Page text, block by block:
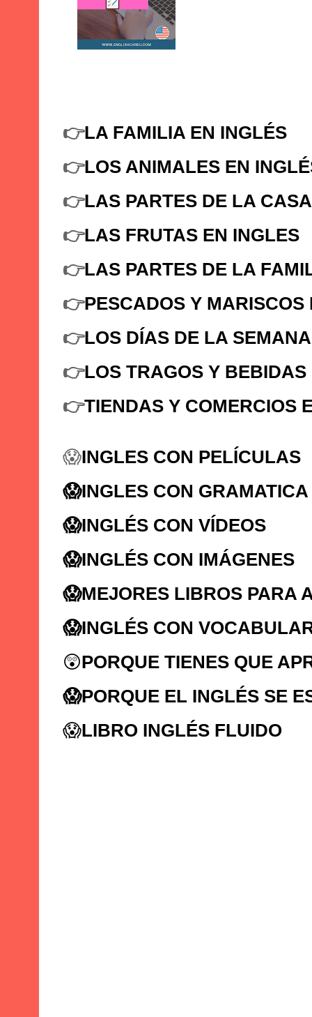
👉LA FAMILIA EN INGLÉS
👉LOS ANIMALES EN
👉LAS PARTES DE LA
👉LAS FRUTAS EN INGLES
👉LAS PARTES DE LA
👉PESCADOS Y MARISCOS
👉LOS DÍAS DE LA
👉LOS TRAGOS Y BEBIDAS
👉TIENDAS Y COMERCIOS
😱INGLES CON PELÍCULAS
😱INGLES CON GRAMATICA
😱INGLÉS CON VÍDEOS
😱INGLÉS CON IMÁGENES
😱MEJORES LIBROS PARA
😱INGLÉS CON
😲PORQUE TIENES QUE
😱PORQUE EL INGLÉS SE
😱LIBRO INGLÉS FLUIDO